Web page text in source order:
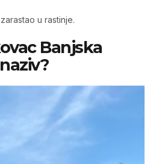
u rastinje.
Banjska